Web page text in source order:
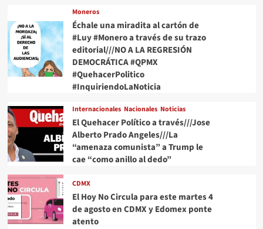
Moneros
Échale una miradita al cartón de
#Luy #Monero a través de su trazo
editorial///NO A LA REGRESIÓN
DEMOCRÁTICA #QPMX
#QuehacerPolitico
#InquiriendoLaNoticia
Internacionales Nacionales Noticias
El Quehacer Político a través///Jose
Alberto Prado Angeles///La
“amenaza comunista” a Trump le
cae “como anillo al dedo”
CDMX
El Hoy No Circula para este martes 4
de agosto en CDMX y Edomex ponte
atento